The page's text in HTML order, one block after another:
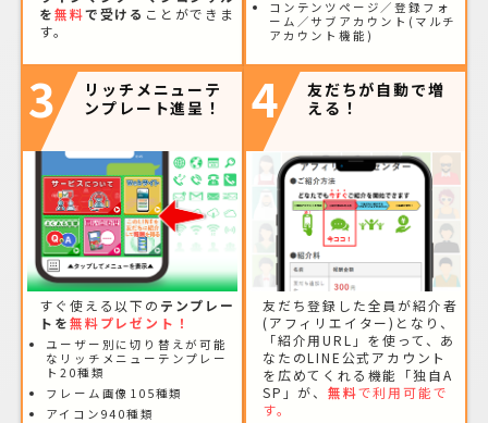
を無料で受ける ことができま
す。
コンテンツページ／登録フォ
ーム／サブアカウント(マルチ
アカウント機能)
3
リッチメニューテ
ンプレート進呈！
すぐ使える以下の テンプレー
トを無料プレゼント！
ユーザー別に切り替えが可能
なリッチメニューテンプレー
ト20種類
フレーム画像105種類
アイコン940種類
4
友だちが自動で増
える！
友だち登録した全員が紹介者
(アフィリエイター)となり、
「紹介用URL」を使って、あ
なたのLINE公式アカウント
を広めてくれる機能「独自A
SP」が、 無料で利用可能で
す。